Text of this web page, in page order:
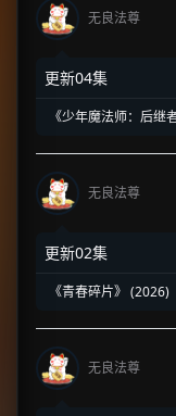
无良法尊
更新04集
《少年魔法师：后继
拯救家族
无良法尊
更新02集
《青春碎片》
无良法尊